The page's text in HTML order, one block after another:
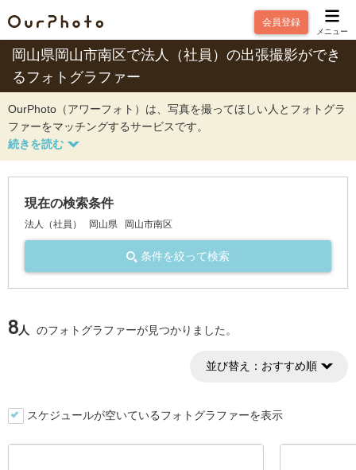
会員登録
メニュー
岡山県岡山市南区で法人（社員）の出張撮影ができ
るフォトグラファー
OurPhoto（アワーフォト）は、写真を撮ってほしい人とフォトグラ
ファーをマッチングするサービスです。
現在の検索条件
法人（社員） 岡山県 岡山市南区
条件を絞って検索
8人 のフォトグラファーが見つかりました。
並び替え： おすすめ順
スケジュールが空いているフォトグラファーを表示